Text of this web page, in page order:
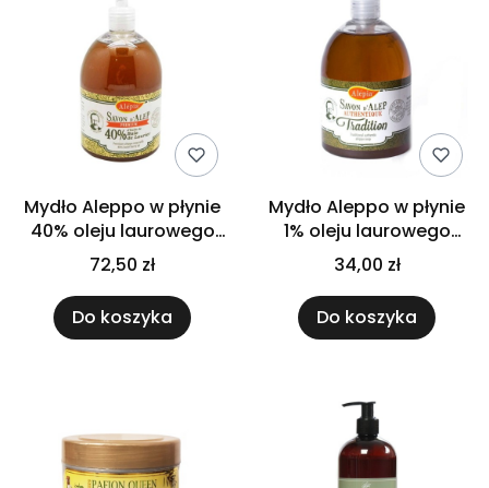
Mydło Aleppo w płynie
40% oleju laurowego
Alepia 500 ml
72,50 zł
Do koszyka
Mydło Aleppo w płynie
1% oleju laurowego
Alepia 500 ml
34,00 zł
Do koszyka